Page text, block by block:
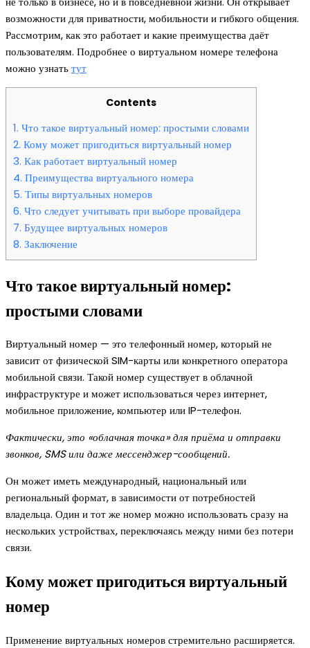
возможности для приватности, мобильности и гибкого общения.
Рассмотрим, как это работает и какие преимущества даёт
пользователям. Подробнее о виртуальном номере телефона
можно узнатьтут
Contents
1. Что такое виртуальный номер: простыми словами
2. Кому может пригодиться виртуальный номер
3. Как работает виртуальный номер
4. Преимущества виртуального номера
5. Типы виртуальных номеров
6. Что следует учитывать при выборе провайдера
7. Будущее виртуальных номеров
8. Заключение
Что такое виртуальный номер:
простыми словами
Виртуальный номер — это телефонный номер, который не
зависит от физической SIM-карты или конкретного оператора
мобильной связи. Такой номер существует в облачной
инфраструктуре и может использоваться через интернет,
мобильное приложение, компьютер или IP-телефон.
Фактически, это «облачная точка» для приёма и отправки
звонков, SMS или даже мессенджер-сообщений.
Он может иметь международный, национальный или
региональный формат, в зависимости от потребностей
владельца. Один и тот же номер можно использовать сразу на
нескольких устройствах, переключаясь между ними без потери
связи.
Кому может пригодиться виртуальный
номер
Применение виртуальных номеров стремительно расширяется.